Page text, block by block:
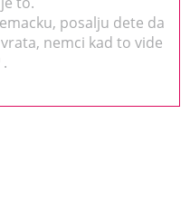
posalju dete da
nemci kad to vide
.